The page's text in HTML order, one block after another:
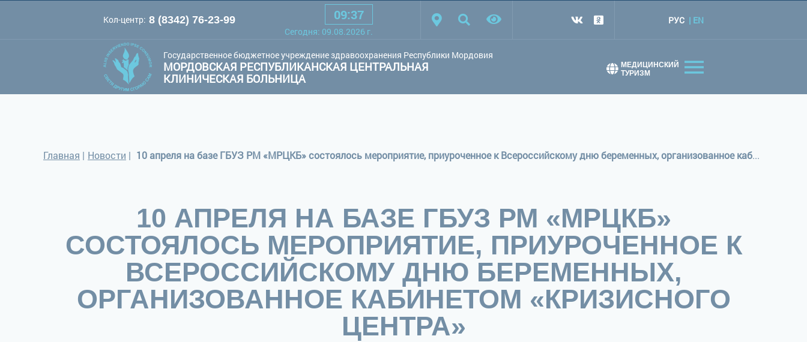
Шрифт: A A A Белая схема Черная схема Обычный сайт
Кол-центр: 8 (8342) 76-23-99 09:37
Cегодня: 09.08.2026 г.
РУС EN
Государственное бюджетное учреждение здравоохранения Республики Мордовия
МОРДОВСКАЯ РЕСПУБЛИКАНСКАЯ ЦЕНТРАЛЬНАЯ
КЛИНИЧЕСКАЯ БОЛЬНИЦА
МЕДИЦИНСКИЙ
ТУРИЗМ
Главная | Новости | 10 апреля на базе ГБУЗ РМ «МРЦКБ» состоялось мероприятие, приуроченное к Всероссийскому дню беременных, организованное кабинетом «Кризисного центра»
10 АПРЕЛЯ НА БАЗЕ ГБУЗ РМ «МРЦКБ»
СОСТОЯЛОСЬ МЕРОПРИЯТИЕ, ПРИУРОЧЕННОЕ К
ВСЕРОССИЙСКОМУ ДНЮ БЕРЕМЕННЫХ,
ОРГАНИЗОВАННОЕ КАБИНЕТОМ «КРИЗИСНОГО
ЦЕНТРА»